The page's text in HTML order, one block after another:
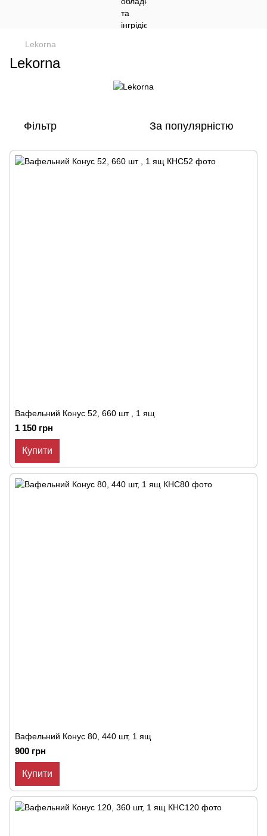
Lekorna
Lekorna
Фільтр За популярністю
Вафельний Конус 52, 660 шт , 1 ящ
1 150 грн
Купити
Вафельний Конус 80, 440 шт, 1 ящ
900 грн
Купити